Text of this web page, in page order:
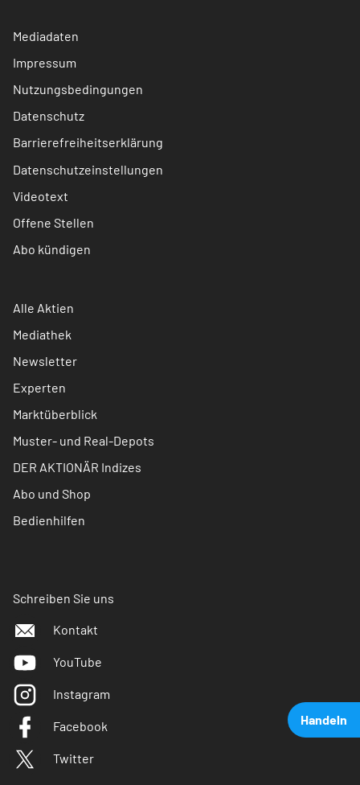
Handeln
Mediadaten
Impressum
Nutzungsbedingungen
Datenschutz
Barrierefreiheitserklärung
Datenschutzeinstellungen
Videotext
Offene Stellen
Abo kündigen
Alle Aktien
Mediathek
Newsletter
Experten
Marktüberblick
Muster- und Real-Depots
DER AKTIONÄR Indizes
Abo und Shop
Bedienhilfen
Schreiben Sie uns
Kontakt
YouTube
Instagram
Facebook
Twitter